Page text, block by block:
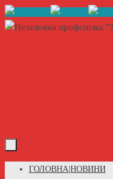
Skip
to
Skip
ГОЛОВНА|НОВИНИ